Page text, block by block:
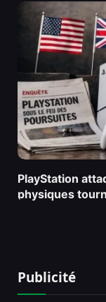
PlayStation
physiques
Publicité